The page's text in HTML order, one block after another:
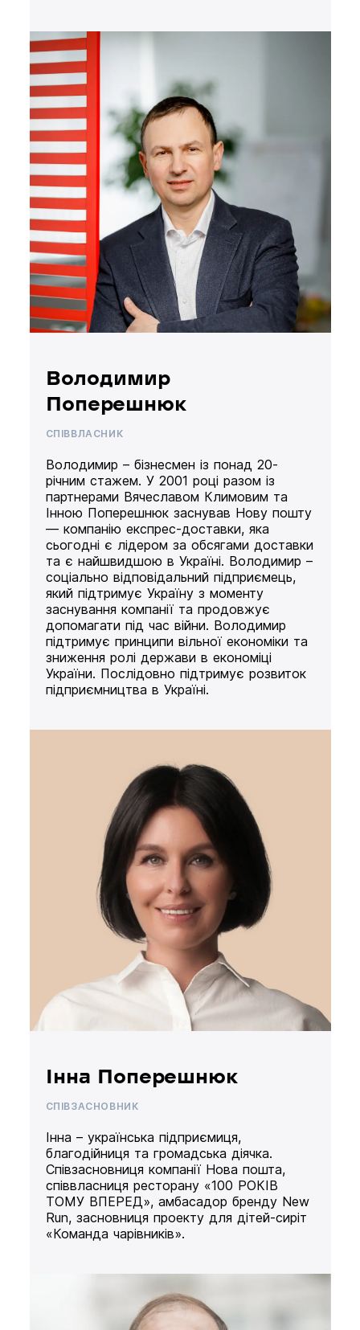
Володимир
Поперешнюк
СПІВВЛАСНИК
Володимир – бізнесмен із понад 20-
річним стажем. У 2001 році разом із
партнерами Вячеславом Климовим та
Інною Поперешнюк заснував Нову пошту
— компанію експрес-доставки, яка
сьогодні є лідером за обсягами доставки
та є найшвидшою в Україні. Володимир –
соціально відповідальний підприємець,
який підтримує Україну з моменту
заснування компанії та продовжує
допомагати під час війни. Володимир
підтримує принципи вільної економіки та
зниження ролі держави в економіці
України. Послідовно підтримує розвиток
підприємництва в Україні.
Інна Поперешнюк
СПІВЗАСНОВНИК
Інна – українська підприємиця,
благодійниця та громадська діячка.
Співзасновниця компанії Нова пошта,
співвласниця ресторану «100 РОКІВ
ТОМУ ВПЕРЕД», амбасадор бренду New
Run, засновниця проекту для дітей-сиріт
«Команда чарівників».